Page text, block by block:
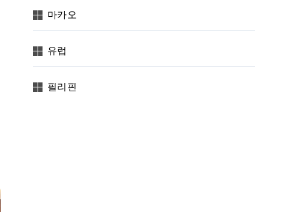
마카오
유럽
필리핀